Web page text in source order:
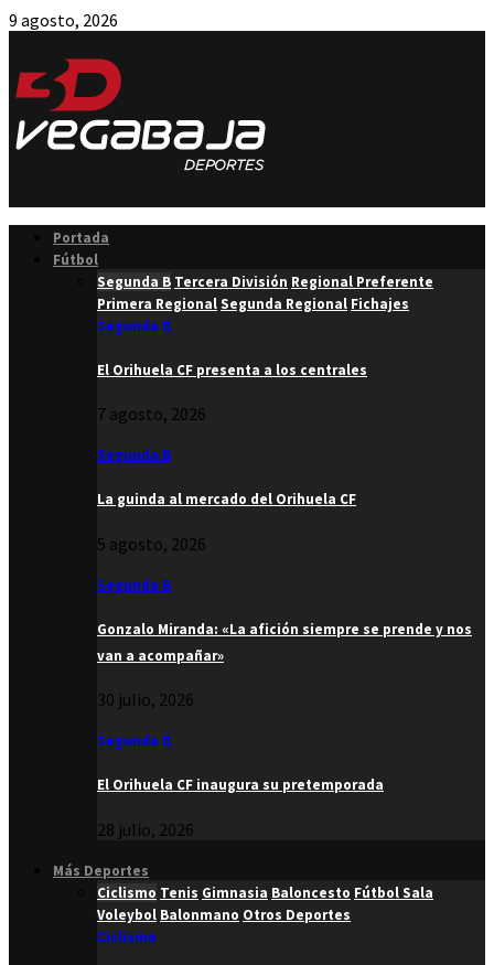
9 agosto, 2026
Portada
Fútbol
Segunda B Tercera División Regional Preferente
Primera RegionalSegunda Regional Fichajes
Segunda B
El Orihuela CF presenta a los centrales
7 agosto, 2026
Segunda B
La guinda al mercado del Orihuela CF
5 agosto, 2026
Segunda B
Gonzalo Miranda: «La afición siempre se prende y nos
van a acompañar»
30 julio, 2026
Segunda B
El Orihuela CF inaugura su pretemporada
28 julio, 2026
Más Deportes
Ciclismo Tenis Gimnasia Baloncesto Fútbol Sala
Voleybol Balonmano Otros Deportes
Ciclismo